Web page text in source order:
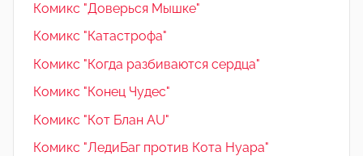
Комикс "Доверься Мышке"
Комикс "Катастрофа"
Комикс "Когда разбиваются сердца"
Комикс "Конец Чудес"
Комикс "Кот Блан AU"
Комикс "ЛедиБаг против Кота Нуара"